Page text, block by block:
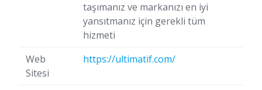
taşımanız ve markanızı en iyi
yansıtmanız için gerekli tüm
hizmeti
Web
Sitesi
https://ultimatif.com/